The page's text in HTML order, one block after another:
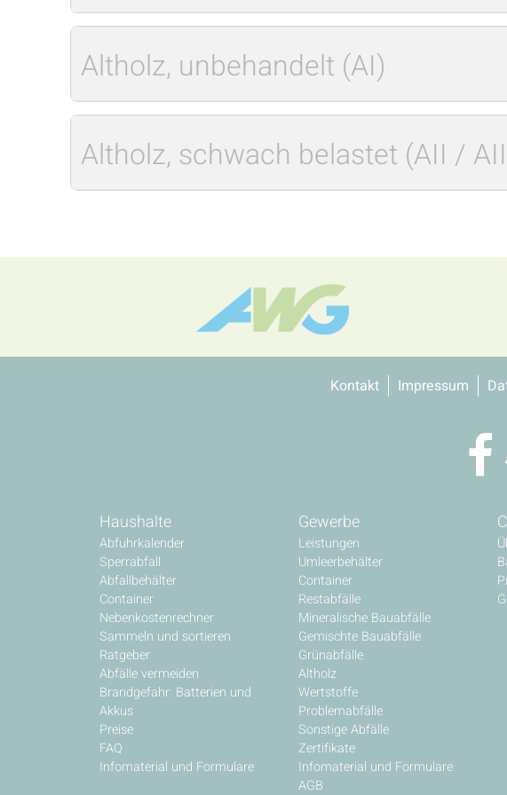
Altholz, unbehandelt (AI)
Altholz, schwach belastet (AII /
Kontakt Impressum
Haushalte
Abfuhrkalender
Sperrabfall
Abfallbehälter
Container
Nebenkostenrechner
Sammeln und sortieren
Ratgeber
Abfälle vermeiden
Brandgefahr: Batterien und
Akkus
Preise
FAQ
Infomaterial und Formulare
Gewerbe
Leistungen
Umleerbehälter
Container
Restabfälle
Mineralische Bauabfälle
Gemischte Bauabfälle
Grünabfälle
Altholz
Wertstoffe
Problemabfälle
Sonstige Abfälle
Zertifikate
Infomaterial und Formulare
AGB